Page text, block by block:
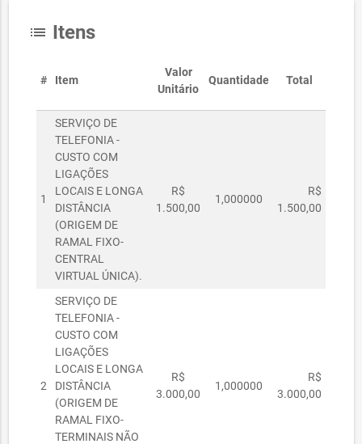
list Itens
# Item
Valor
Unitário
Quantidade Total
1
SERVIÇO DE
TELEFONIA -
CUSTO COM
LIGAÇÕES
LOCAIS E LONGA
DISTÂNCIA
(ORIGEM DE
RAMAL FIXO-
CENTRAL
VIRTUAL ÚNICA).
R$
1.500,00
1,000000
R$
1.500,00
2
SERVIÇO DE
TELEFONIA -
CUSTO COM
LIGAÇÕES
LOCAIS E LONGA
DISTÂNCIA
(ORIGEM DE
RAMAL FIXO-
TERMINAIS NÃO
R$
3.000,00
1,000000
R$
3.000,00